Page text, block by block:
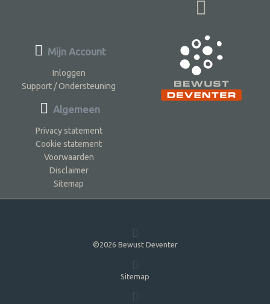
Mijn Account
Inloggen
Support / Ondersteuning
Algemeen
Privacy statement
Cookie statement
Voorwaarden
Disclaimer
Sitemap
©2026 Bewust Deventer
Sitemap